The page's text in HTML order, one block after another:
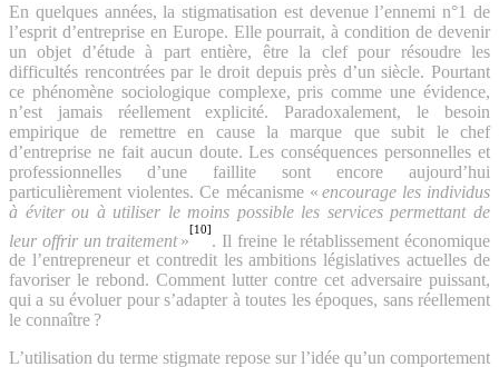
En quelques années, la stigmatisation est devenue l’ennemi n°1 de
l’esprit d’entreprise en Europe. Elle pourrait, à condition de devenir
un objet d’étude à part entière, être la clef pour résoudre les
difficultés rencontrées par le droit depuis près d’un siècle. Pourtant
ce phénomène sociologique complexe, pris comme une évidence,
n’est jamais réellement explicité. Paradoxalement, le besoin
empirique de remettre en cause la marque que subit le chef
d’entreprise ne fait aucun doute. Les conséquences personnelles et
professionnelles d’une faillite sont encore aujourd’hui
particulièrement violentes. Ce mécanisme « encourage les individus
à éviter ou à utiliser le moins possible les services permettant de
leur offrir un traitement»
[10]
. Il freine le rétablissement économique
de l’entrepreneur et contredit les ambitions législatives actuelles de
favoriser le rebond. Comment lutter contre cet adversaire puissant,
qui a su évoluer pour s’adapter à toutes les époques, sans réellement
le connaître ?
L’utilisation du terme stigmate repose sur l’idée qu’un comportement